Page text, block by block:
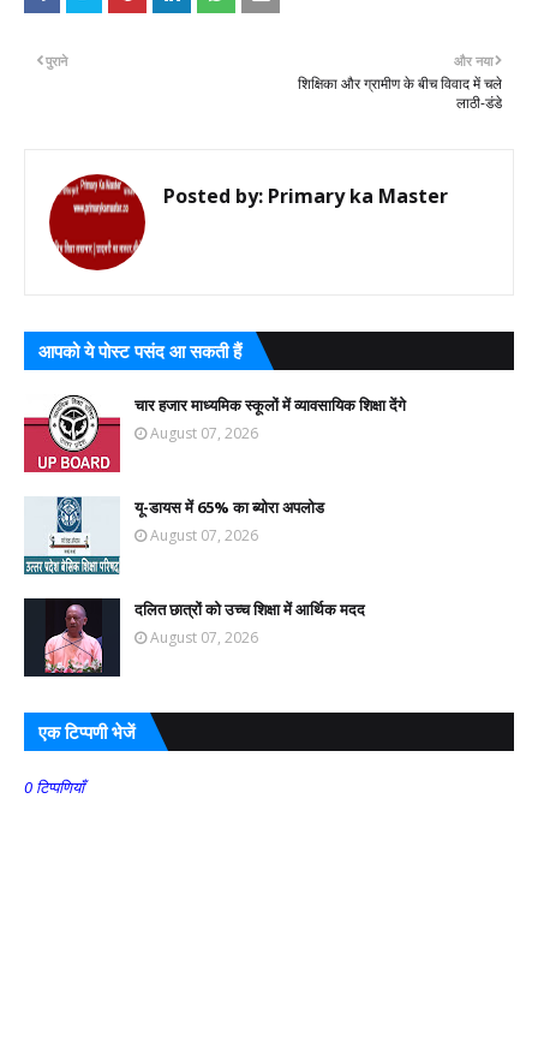
और नया
शिक्षिका और ग्रामीण के बीच विवाद में चले
लाठी-डंडे
पुराने
Posted by: Primary ka Master
आपको ये पोस्ट पसंद आ सकती हैं
चार हजार माध्यमिक स्कूलों में व्यावसायिक शिक्षा देंगे
August 07, 2026
यू-डायस में 65% का ब्योरा अपलोड
August 07, 2026
दलित छात्रों को उच्च शिक्षा में आर्थिक मदद
August 07, 2026
एक टिप्पणी भेजें
0 टिप्पणियाँ